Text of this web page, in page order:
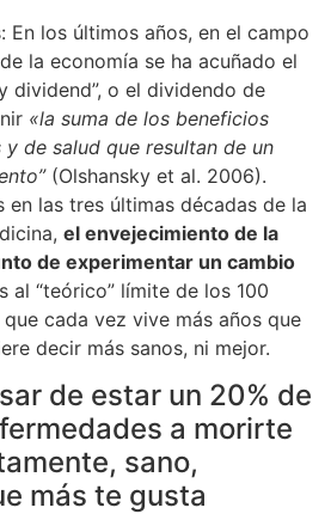
En los últimos años, en el campo
la economía se ha acuñado el
dividend”, o el dividendo de
«la suma de los beneficios
de salud que resultan de un
(Olshansky et al. 2006).
en las tres últimas décadas de la
el envejecimiento de la
de experimentar un cambio
al “teórico” límite de los 100
cada vez vive más años que
decir más sanos, ni mejor.
de estar un 20% de
a morirte
sano,
más te gusta